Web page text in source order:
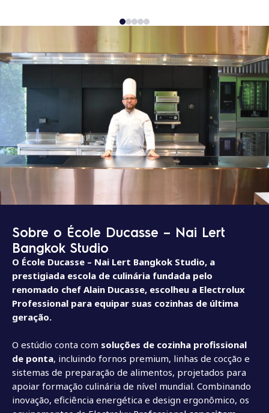
Sobre o École Ducasse – Nai Lert
Bangkok Studio
O École Ducasse – Nai Lert Bangkok Studio, a
prestigiada escola de culinária fundada pelo
renomado chef Alain Ducasse, escolheu a Electrolux
Professional para equipar suas cozinhas de última
geração.
O estúdio conta com soluções de cozinha profissional
de ponta, incluindo fornos premium, linhas de cocção e
sistemas de preparação de alimentos, projetados para
apoiar formação culinária de nível mundial. Combinando
inovação, eficiência energética e design ergonômico, os